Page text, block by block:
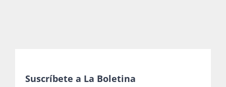
Suscríbete a La Boletina